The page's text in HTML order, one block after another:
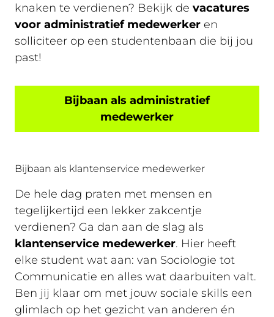
knaken te verdienen? Bekijk de vacatures
voor administratief medewerker en
solliciteer op een studentenbaan die bij jou
past!
Bijbaan als administratief
medewerker
Bijbaan als klantenservice medewerker
De hele dag praten met mensen en
tegelijkertijd een lekker zakcentje
verdienen? Ga dan aan de slag als
klantenservice medewerker. Hier heeft
elke student wat aan: van Sociologie tot
Communicatie en alles wat daarbuiten valt.
Ben jij klaar om met jouw sociale skills een
glimlach op het gezicht van anderen én